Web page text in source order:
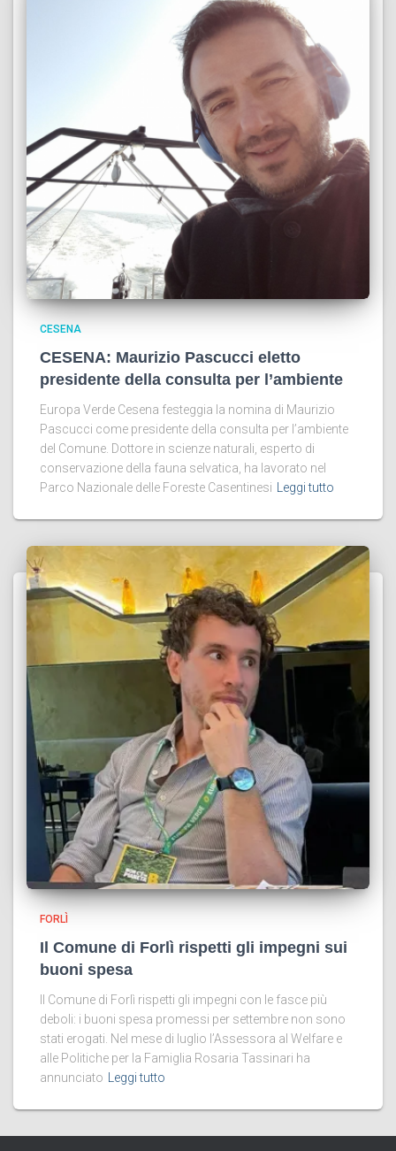
CESENA
CESENA: Maurizio Pascucci eletto
presidente della consulta per l’ambiente
Europa Verde Cesena festeggia la nomina di Maurizio
Pascucci come presidente della consulta per l’ambiente
del Comune. Dottore in scienze naturali, esperto di
conservazione della fauna selvatica, ha lavorato nel
Parco Nazionale delle Foreste Casentinesi
Leggi tutto
FORLÌ
Il Comune di Forlì rispetti gli impegni sui
buoni spesa
Il Comune di Forlì rispetti gli impegni con le fasce più
deboli: i buoni spesa promessi per settembre non sono
stati erogati. Nel mese di luglio l’Assessora al Welfare e
alle Politiche per la Famiglia Rosaria Tassinari ha
annunciato
Leggi tutto